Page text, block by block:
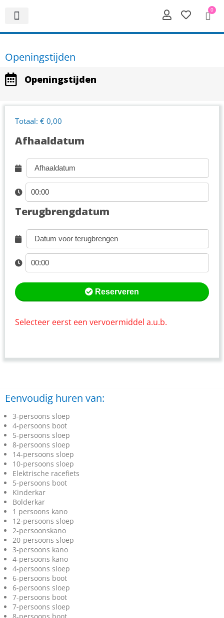
0
Openingstijden
Openingstijden
Totaal: € 0,00
Afhaaldatum
Terugbrengdatum
Reserveren
Selecteer eerst een vervoermiddel a.u.b.
Eenvoudig huren van:
3-persoons sloep
4-persoons boot
5-persoons sloep
8-persoons sloep
14-persoons sloep
10-persoons sloep
Elektrische racefiets
5-persoons boot
Kinderkar
Bolderkar
1 persoons kano
12-persoons sloep
2-persoonskano
20-persoons sloep
3-persoons kano
4-persoons kano
4-persoons sloep
6-persoons boot
6-persoons sloep
7-persoons boot
7-persoons sloep
8-persoons boot